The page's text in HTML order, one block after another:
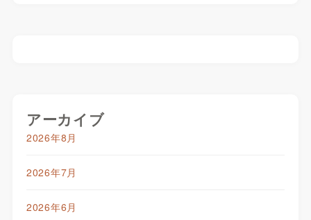
アーカイブ
2026年8月
2026年7月
2026年6月